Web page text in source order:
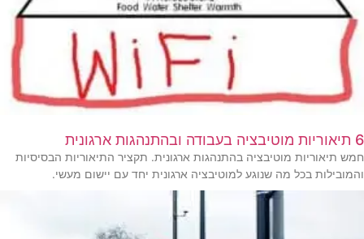
6 תיאוריות מוטיבציה בעבודה ובהתנהגות ארגונית
חמש תיאוריות מוטיבציה בהתנהגות ארגונית. תקציר התיאוריות הבסיסיות
והמובילות בכל מה שנוגע למוטיבציה ארגונית יחד עם יישום מעשי.